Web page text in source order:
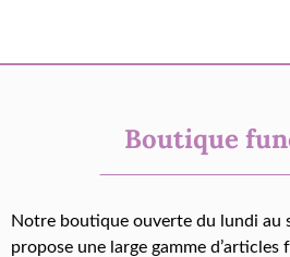
Boutique
Notre boutique ouverte du lundi au
propose une large gamme d’articles